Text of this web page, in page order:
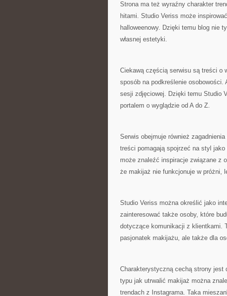
Strona ma też wyraźny charakter
hitami. Studio Veriss może
halloweenowy. Dzięki temu blog nie
własnej estetyki.
Ciekawą częścią serwisu są treści o
sposób na podkreślenie osobowości.
sesji zdjęciowej. Dzięki temu Studio
portalem o wyglądzie od A do Z.
Serwis obejmuje również
treści pomagają spojrzeć na styl
może znaleźć inspiracje związane z
że makijaż nie funkcjonuje w próżni,
Studio Veriss można określić jako
zainteresować także osoby, które
dotyczące komunikacji z klientkami.
pasjonatek makijażu, ale także dla
Charakterystyczną cechą strony jest
typu jak utrwalić makijaż można
trendach z Instagrama. Taka